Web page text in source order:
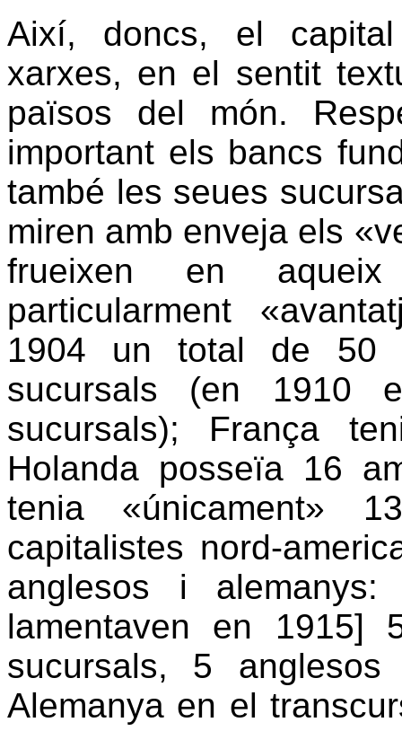
Així, doncs, el
xarxes, en el sentit
països del món.
important els bancs
també les seues
miren amb enveja els
frueixen en
particularment
1904 un total de 50
sucursals (en 1910
sucursals); França
Holanda posseïa 16
tenia «únicament»
capitalistes nord-
anglesos i
lamentaven en 1915]
sucursals, 5
Alemanya en el